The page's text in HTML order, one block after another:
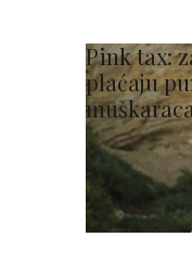
Pink tax:
plaćaju